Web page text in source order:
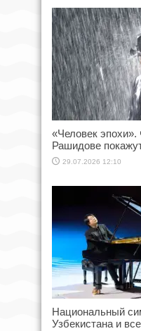
«Человек
Рашидове
29.07.2026 12:10
Национальный
Узбекистана и